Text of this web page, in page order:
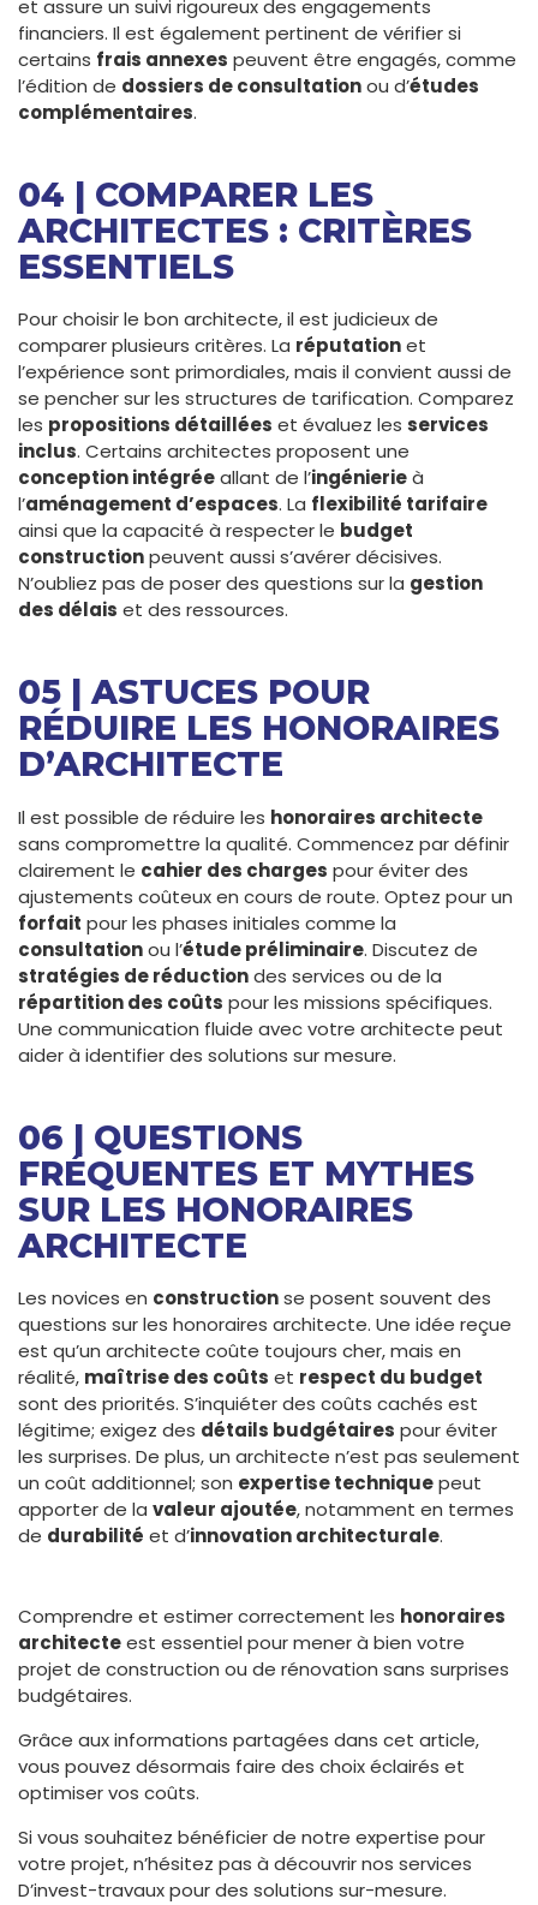
et assure un suivi rigoureux des engagements
financiers. Il est également pertinent de vérifier si
certains frais annexes peuvent être engagés, comme
l’édition de dossiers de consultationou d’études
complémentaires.
04 | COMPARER LES
ARCHITECTES : CRITÈRES
ESSENTIELS
Pour choisir le bon architecte, il est judicieux de
comparer plusieurs critères. La réputationet
l’expérience sont primordiales, mais il convient aussi de
se pencher sur les structures de tarification. Comparez
les propositions détaillées et évaluez les services
inclus. Certains architectes proposent une
conception intégréeallant de l’ingénierieà
l’aménagement d’espaces. La flexibilité tarifaire
ainsi que la capacité à respecter le budget
constructionpeuvent aussi s’avérer décisives.
N’oubliez pas de poser des questions sur la gestion
des délais et des ressources.
05 | ASTUCES POUR
RÉDUIRE LES HONORAIRES
D’ARCHITECTE
Il est possible de réduire les honoraires architecte
sans compromettre la qualité. Commencez par définir
clairement le cahier des charges pour éviter des
ajustements coûteux en cours de route. Optez pour un
forfait pour les phases initiales comme la
consultationou l’étude préliminaire. Discutez de
stratégies de réductiondes services ou de la
répartition des coûts pour les missions spécifiques.
Une communication fluide avec votre architecte peut
aider à identifier des solutions sur mesure.
06 | QUESTIONS
FRÉQUENTES ET MYTHES
SUR LES HONORAIRES
ARCHITECTE
Les novices en constructionse posent souvent des
questions sur les honoraires architecte. Une idée reçue
est qu’un architecte coûte toujours cher, mais en
réalité, maîtrise des coûts et respect du budget
sont des priorités. S’inquiéter des coûts cachés est
légitime; exigez des détails budgétaires pour éviter
les surprises. De plus, un architecte n’est pas seulement
un coût additionnel; son expertise techniquepeut
apporter de la valeur ajoutée, notamment en termes
de durabilité et d’innovation architecturale.
Comprendre et estimer correctement les honoraires
architecteest essentiel pour mener à bien votre
projet de construction ou de rénovation sans surprises
budgétaires.
Grâce aux informations partagées dans cet article,
vous pouvez désormais faire des choix éclairés et
optimiser vos coûts.
Si vous souhaitez bénéficier de notre expertise pour
votre projet, n’hésitez pas à découvrir nos services
D’invest-travaux pour des solutions sur-mesure.